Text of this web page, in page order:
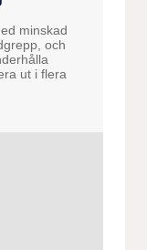
minskad
och
ut i flera